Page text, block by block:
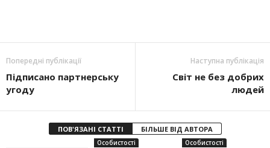
Попередні публікації
Підписано партнерську
угоду
Наступна публікація
Світ не без добрих
людей
ПОВ'ЯЗАНІ СТАТТІ БІЛЬШЕ ВІД АВТОРА
Особистості Особистості